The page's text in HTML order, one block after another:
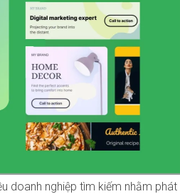
doanh nghiệp tìm kiếm nhằm phát